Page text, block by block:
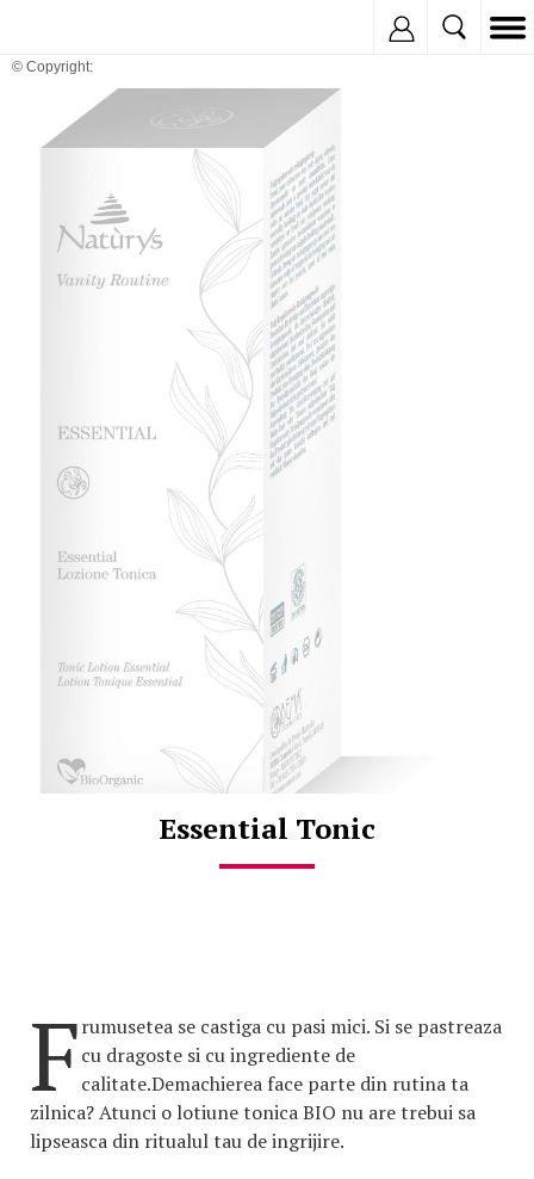
© Copyright:
Essential Tonic
Frumusetea se castiga cu pasi mici. Si se pastreaza
cu dragoste si cu ingrediente de
calitate.Demachierea face parte din rutina ta
zilnica? Atunci o lotiune tonica BIO nu are trebui sa
lipseasca din ritualul tau de ingrijire.